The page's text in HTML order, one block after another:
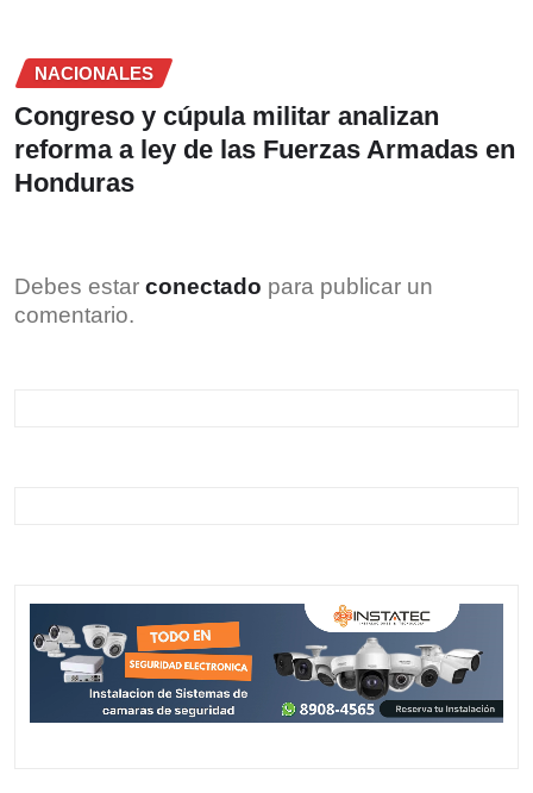
NACIONALES
Congreso y cúpula militar analizan
reforma a ley de las Fuerzas Armadas en
Honduras
Debes estar conectado para publicar un
comentario.